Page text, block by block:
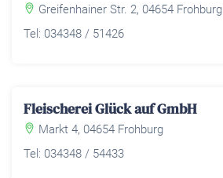
Greifenhainer Str. 2, 04654 Frohburg
Tel: 034348 / 51426
Fleischerei Glück auf GmbH
Markt 4, 04654 Frohburg
Tel: 034348 / 54433